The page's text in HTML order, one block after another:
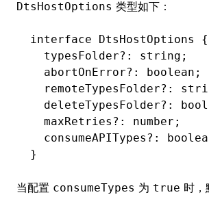
DtsHostOptions 类型如下：
interface DtsHostOptions
{
  typesFolder
?: string ;
  abortOnError
?: boolean ;
  remoteTypesFolder
?:
  deleteTypesFolder
?:
  maxRetries
?: number ;
  consumeAPITypes
?:
}
当配置 consumeTypes 为 true 时，